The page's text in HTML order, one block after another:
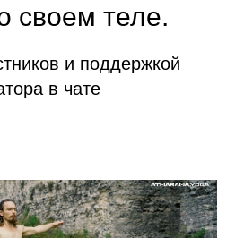
своем теле.
и поддержкой
в чате